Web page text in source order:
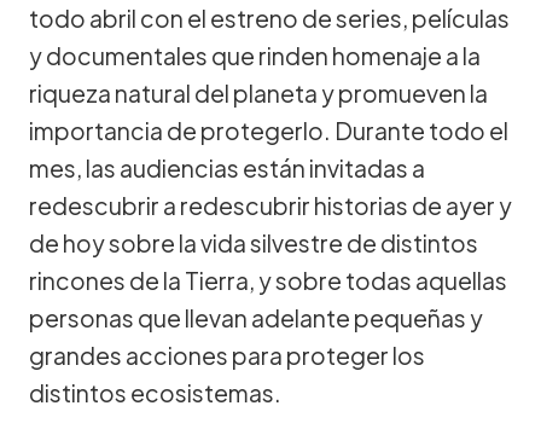
todo abril con el estreno de series, películas
y documentales que rinden homenaje a la
riqueza natural del planeta y promueven la
importancia de protegerlo. Durante todo el
mes, las audiencias están invitadas a
redescubrir a redescubrir historias de ayer y
de hoy sobre la vida silvestre de distintos
rincones de la Tierra, y sobre todas aquellas
personas que llevan adelante pequeñas y
grandes acciones para proteger los
distintos ecosistemas.